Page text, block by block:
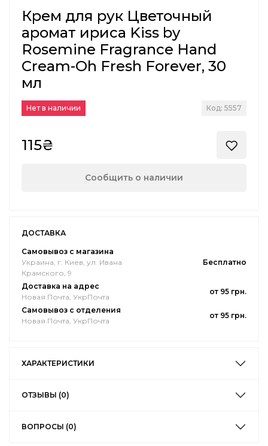
Крем для рук Цветочный
аромат ириса Kiss by
Rosemine Fragrance Hand
Cream-Oh Fresh Forever, 30
мл
Нет в наличии Код: 5557
115₴
Сообщить о наличии
ДОСТАВКА
Самовывоз с магазина
Украина, г. Киев, ул. Ивана
Крамского, 9
Бесплатно
Доставка на адрес
Новая Почта, УкрПочта
от 95 грн.
Самовывоз с отделения
Новая Почта, УкрПочта
от 95 грн.
ХАРАКТЕРИСТИКИ
ОТЗЫВЫ (0)
ВОПРОСЫ (0)